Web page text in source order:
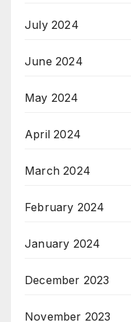
July 2024
June 2024
May 2024
April 2024
March 2024
February 2024
January 2024
December 2023
November 2023